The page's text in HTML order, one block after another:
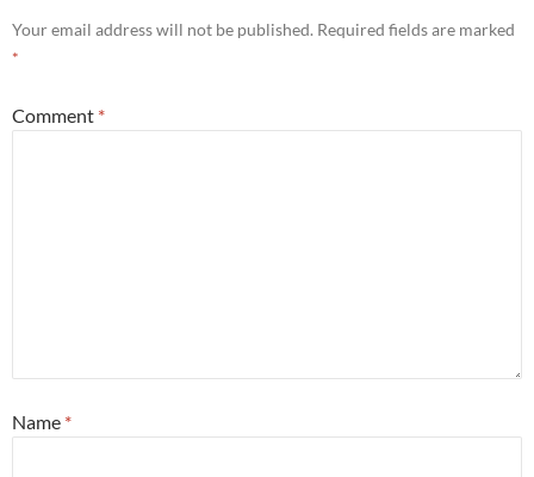
Your email address will not be published. Required fields are marked
*
Comment *
Name *